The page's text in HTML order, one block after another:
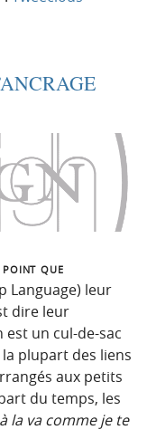
que
Language) leur
dire leur
est un cul-de-sac
plupart des liens
aux petits
du temps, les
à la va comme je te